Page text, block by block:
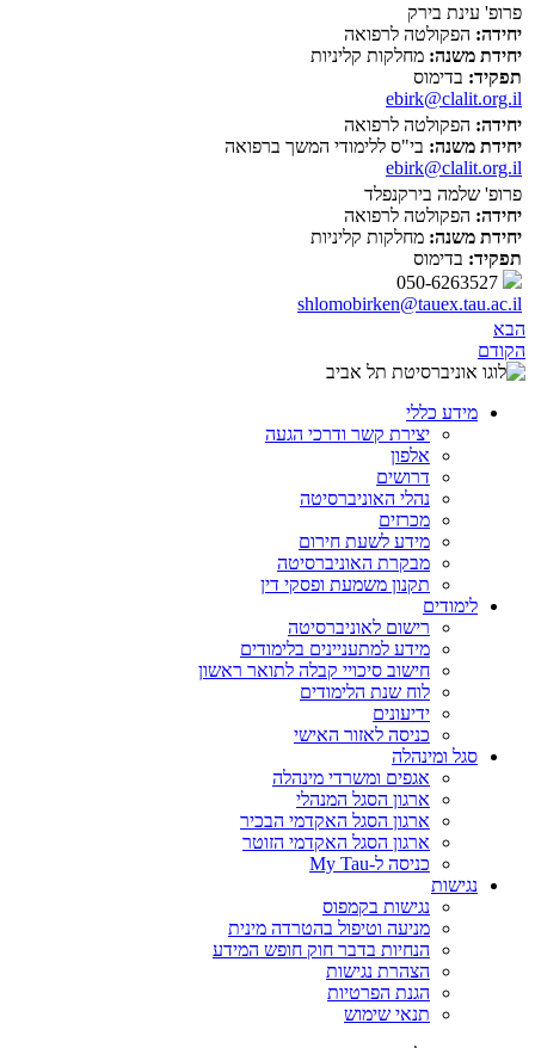
פרופ' עינת בירק
יחידה: הפקולטה לרפואה
יחידת משנה: מחלקות קליניות
תפקיד: בדימוס
ebirk@clalit.org.il
יחידה: הפקולטה לרפואה
יחידת משנה: בי"ס ללימודי המשך ברפואה
ebirk@clalit.org.il
פרופ' שלמה בירקנפלד
יחידה: הפקולטה לרפואה
יחידת משנה: מחלקות קליניות
תפקיד: בדימוס
shlomobirken@tauex.tau.ac.il
הבא
הקודם
מידע כללי
יצירת קשר ודרכי הגעה
אלפון
דרושים
נהלי האוניברסיטה
מכרזים
מידע לשעת חירום
מבקרת האוניברסיטה
תקנון משמעת ופסקי דין
לימודים
רישום לאוניברסיטה
מידע למתעניינים בלימודים
חישוב סיכויי קבלה לתואר ראשון
לוח שנת הלימודים
ידיעונים
כניסה לאזור האישי
סגל ומינהלה
אגפים ומשרדי מינהלה
ארגון הסגל המנהלי
ארגון הסגל האקדמי הבכיר
ארגון הסגל האקדמי הזוטר
כניסה ל-My Tau
נגישות
נגישות בקמפוס
מניעה וטיפול בהטרדה מינית
הנחיות בדבר חוק חופש המידע
הצהרת נגישות
הגנת הפרטיות
תנאי שימוש